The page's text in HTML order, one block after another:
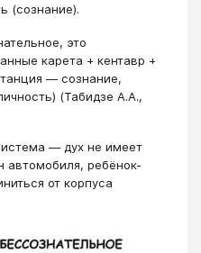
(сознание).
это
карета + кентавр +
― сознание,
(Табидзе А.А.,
― дух не имеет
автомобиля, ребёнок-
от корпуса